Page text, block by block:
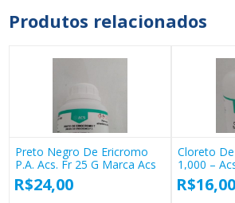
Produtos relacionados
Preto Negro De Ericromo
P.a. Acs. Fr 25 G Marca Acs
R$24,00
Cloreto
1,000 –
R$16,00